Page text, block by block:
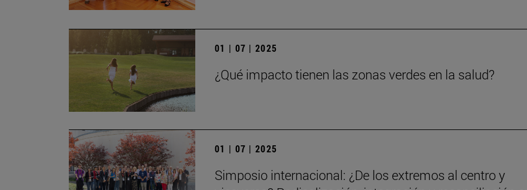
01 | 07 | 2025
¿Qué impacto tienen las zonas verdes en la salud?
01 | 07 | 2025
Simposio internacional: ¿De los extremos al centro y